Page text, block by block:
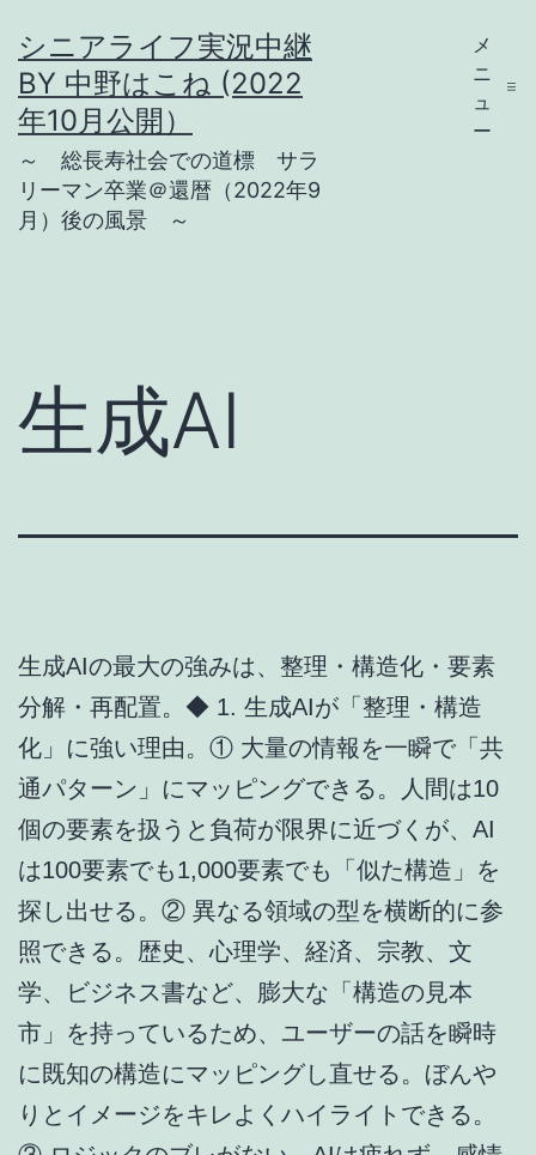
ン
テ
ン
へ
シニアライフ実況中継
BY 中野はこね (2022
年10月公開）
～ 総長寿社会での道標 サラ
リーマン卒業＠還暦（2022年9
月）後の風景 ～
メ
ニ
ュ
ー
生成AI
生成AIの最大の強みは、整理・構造化・要素
分解・再配置。◆ 1. 生成AIが「整理・構造
化」に強い理由。① 大量の情報を一瞬で「共
通パターン」にマッピングできる。人間は10
個の要素を扱うと負荷が限界に近づくが、AI
は100要素でも1,000要素でも「似た構造」を
探し出せる。② 異なる領域の型を横断的に参
照できる。歴史、心理学、経済、宗教、文
学、ビジネス書など、膨大な「構造の見本
市」を持っているため、ユーザーの話を瞬時
に既知の構造にマッピングし直せる。ぼんや
りとイメージをキレよくハイライトできる。